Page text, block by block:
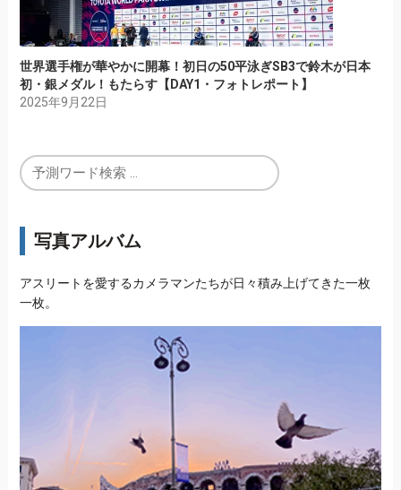
世界選手権が華やかに開幕！初日の50平泳ぎSB3で鈴木が日本
初・銀メダル！もたらす【DAY1・フォトレポート】
2025年9月22日
写真アルバム
アスリートを愛するカメラマンたちが日々積み上げてきた一枚
一枚。